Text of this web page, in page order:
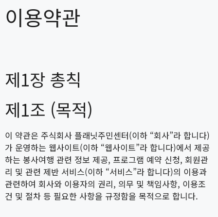
이용약관
제1장 총칙
제1조 (목적)
이 약관은 주식회사 플래닛주민센터(이하 “회사”라 합니다)
가 운영하는 웹사이트(이하 “웹사이트”라 합니다)에서 제공
하는 봉사여행 관련 정보 제공, 프로그램 예약 신청, 회원관
리 및 관련 제반 서비스(이하 “서비스”라 합니다)의 이용과
관련하여 회사와 이용자의 권리, 의무 및 책임사항, 이용조
건 및 절차 등 필요한 사항을 규정함을 목적으로 합니다.